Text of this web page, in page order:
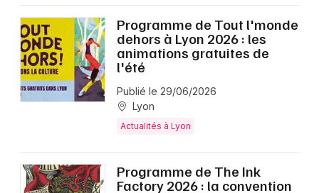
Programme de Tout l'monde
dehors à Lyon 2026 : les
animations gratuites de
l'été
Publié le 29/06/2026
Lyon
Actualités à Lyon
Programme de The Ink
Factory 2026 : la convention